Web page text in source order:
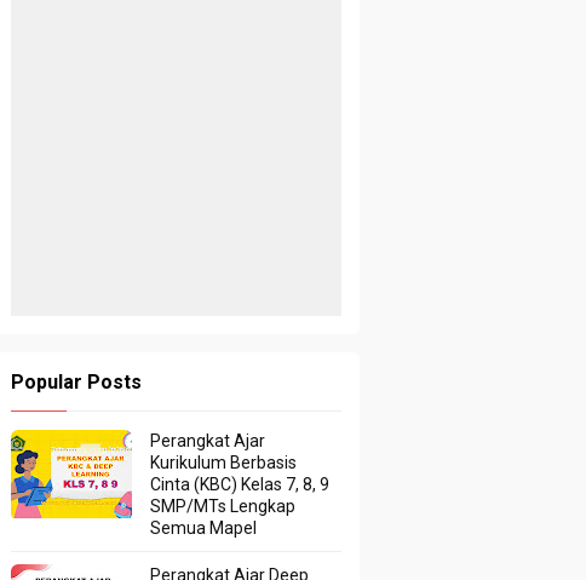
Popular Posts
Perangkat Ajar
Kurikulum Berbasis
Cinta (KBC) Kelas 7, 8, 9
SMP/MTs Lengkap
Semua Mapel
Perangkat Ajar Deep